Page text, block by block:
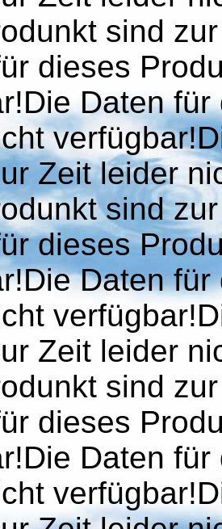
sind
dieses
Daten
Zeit leider
sind
dieses
Daten
Zeit leider
sind
dieses
Daten